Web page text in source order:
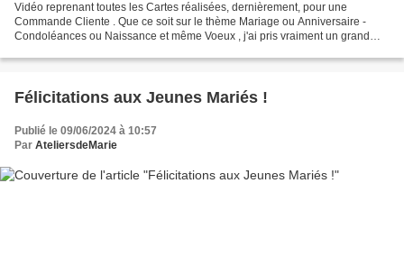
Vidéo reprenant toutes les Cartes réalisées, dernièrement, pour une
Commande Cliente . Que ce soit sur le thème Mariage ou Anniversaire -
Condoléances ou Naissance et même Voeux , j'ai pris vraiment un grand
Félicitations aux Jeunes Mariés !
Publié le 09/06/2024 à 10:57
Par AteliersdeMarie